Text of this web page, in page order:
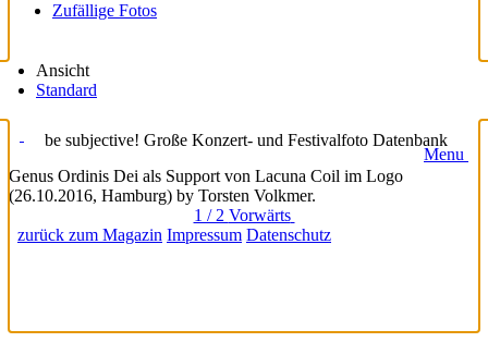
Zufällige Fotos
Ansicht
Standard
be subjective! Große Konzert- und Festivalfoto Datenbank
Menu
Genus Ordinis Dei als Support von Lacuna Coil im Logo
(26.10.2016, Hamburg) by Torsten Volkmer.
1 / 2 Vorwärts
zurück zum Magazin Impressum Datenschutz